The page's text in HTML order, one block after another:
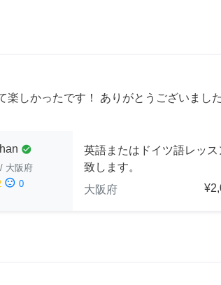
楽しかったです！ ありがとうございました
check_circle
/ 大阪府
sentiment_dissatisfied 0
英語またはドイツ語レッス
致します。
大阪府